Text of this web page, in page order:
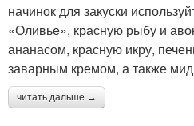
начинок для закуски
«Оливье», красную рыбу и
ананасом, красную икру,
заварным кремом, а также
читать дальше →